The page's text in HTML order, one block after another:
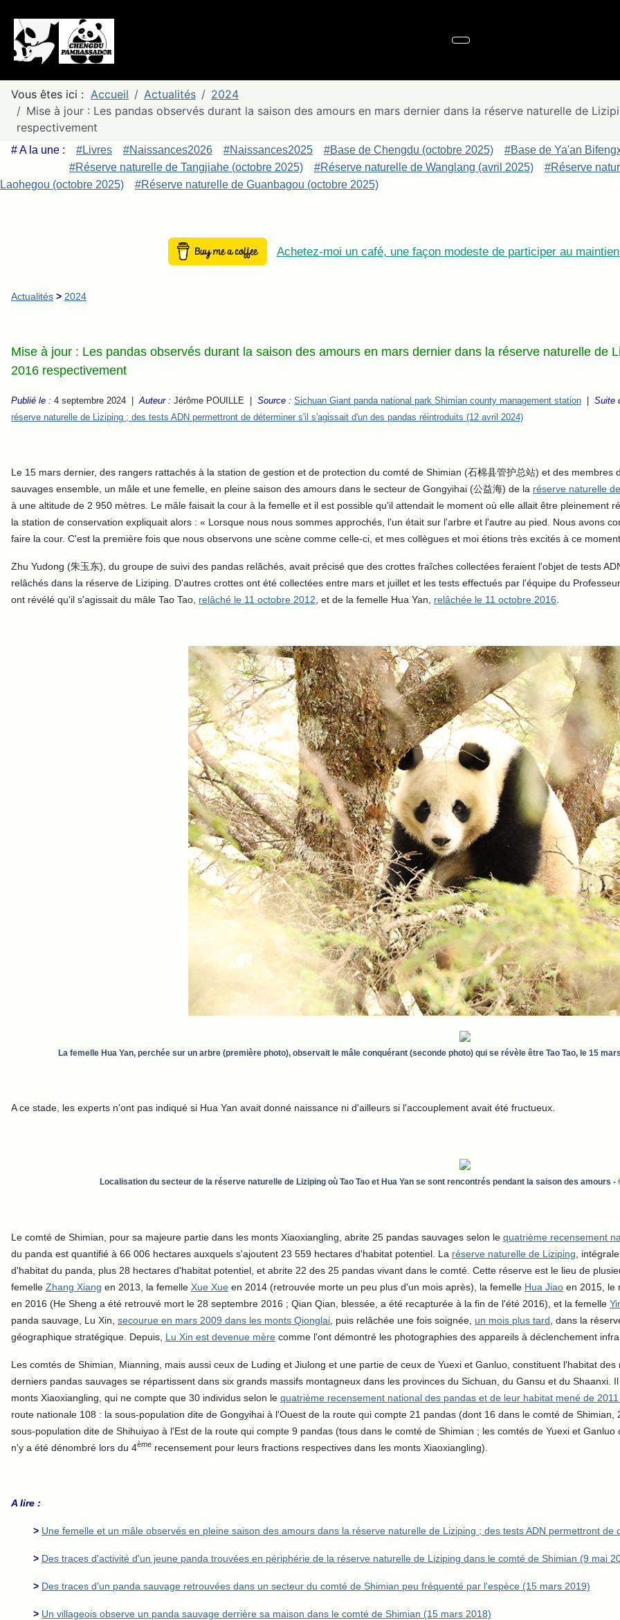
Vous êtes ici : Accueil Actualités
2024
Mise à jour : Les pandas observés durant la saison des amours en mars dernier dans la réserve naturelle de
respectivement
# A la une : #Livres #Naissances2026 #Naissances2025 #Base de Chengdu (octobre 2025)
#Base de Ya'an
#Réserve naturelle de Tangjiahe (octobre 2025)
#Réserve naturelle de Wanglang (avril 2025) #Réserve
Laohegou (octobre 2025)
#Réserve naturelle de Guanbagou (octobre 2025)
Achetez-moi un café, une façon modeste de participer au
Actualités > 2024
Mise à jour : Les pandas observés durant la saison des amours en mars dernier dans la réserve naturelle de
2016 respectivement
Publié le : 4 septembre 2024 |Auteur : Jérôme POUILLE | Source : Sichuan Giant panda national park Shimian county management station Suite
réserve naturelle de Liziping ; des tests ADN permettront de déterminer s'il s'agissait d'un des pandas réintroduits (12 avril 2024)
Le 15 mars dernier, des rangers rattachés à la station de gestion et de protection du comté de Shimian (石棉县管护总站) et des
sauvages ensemble, un mâle et une femelle, en pleine saison des amours dans le secteur de Gongyihai (公益海) de la réserve naturelle
à une altitude de 2 950 mètres. Le mâle faisait la cour à la femelle et il est possible qu'il attendait le moment où elle allait être pleinement
la station de conservation expliquait alors : « Lorsque nous nous sommes approchés, l'un était sur l'arbre et l'autre au pied. Nous avons
faire la cour. C'est la première fois que nous observons une scène comme celle-ci, et mes collègues et moi étions très excités à ce
Zhu Yudong (朱玉东), du groupe de suivi des pandas relâchés, avait précisé que des crottes fraîches collectées feraient l'objet de tests
relâchés dans la réserve de Liziping. D'autres crottes ont été collectées entre mars et juillet et les tests effectués par l'équipe du
ont révélé qu'il s'agissait du mâle Tao Tao, relâché le 11 octobre 2012 , et de la femelle Hua Yan, relâchée le 11 octobre 2016
La femelle Hua Yan, perchée sur un arbre (première photo), observait le mâle conquérant (seconde photo) qui se révèle être Tao Tao, le 15
A ce stade, les experts n'ont pas indiqué si Hua Yan avait donné naissance ni d'ailleurs si l'accouplement avait été fructueux.
Localisation du secteur de la réserve naturelle de Liziping où Tao Tao et Hua Yan se sont rencontrés pendant la saison des amours -
L e comté de Shimian, pour sa majeure partie dans les monts Xiaoxiangling, abrite 25 pandas sauvages selon le quatrième recensement
du panda est quantifié à 66 006 hectares auxquels s'ajoutent 23 559 hectares d'habitat potentiel. La réserve naturelle de Liziping ,
d'habitat du panda, plus 28 hectares d'habitat potentiel, et abrite 22 des 25 pandas vivant dans le comté. Cette réserve est le lieu de
femelle Zhang Xiang en 2013, la femelle Xue Xue en 2014 (retrouvée morte un peu plus d'un mois après), la femelle Hua Jiao en 2015, le
en 2016 (He Sheng a été retrouvé mort le 28 septembre 2016 ; Qian Qian, blessée, a été recapturée à la fin de l'été 2016), et la femelle
panda sauvage, Lu Xin, secourue en mars 2009 dans les monts Qionglai , puis relâchée une fois soignée, un mois plus tard , dans la
géographique stratégique. Depuis, Lu Xin est devenue mère comme l'ont démontré les photographies des appareils à déclenchement
Les comtés de Shimian, Mianning, mais aussi ceux de Luding et Jiulong et une partie de ceux de Yuexi et Ganluo, constituent l'habitat
derniers pandas sauvages se répartissent dans six grands massifs montagneux dans les provinces du Sichuan, du Gansu et du
monts Xiaoxiangling, qui ne compte que 30 individus selon le quatrième recensement national des pandas et de leur habitat mené de
route nationale 108 : la sous-population dite de Gongyihai à l'Ouest de la route qui compte 21 pandas (dont 16 dans le comté de
sous-population dite de Shihuiyao à l'Est de la route qui compte 9 pandas (tous dans le comté de Shimian ; les comtés de Yuexi et
n'y a été dénombré lors du 4ème recensement pour leurs fractions respectives dans les monts Xiaoxiangling).
A lire :
> Une femelle et un mâle observés en pleine saison des amours dans la réserve naturelle de Liziping ; des tests ADN permettront
> Des traces d'activité d'un jeune panda trouvées en périphérie de la réserve naturelle de Liziping dans le comté de Shimian (9 mai
> Des traces d'un panda sauvage retrouvées dans un secteur du comté de Shimian peu fréquenté par l'espèce (15 mars 2019)
> Un villageois observe un panda sauvage derrière sa maison dans le comté de Shimian (15 mars 2018)